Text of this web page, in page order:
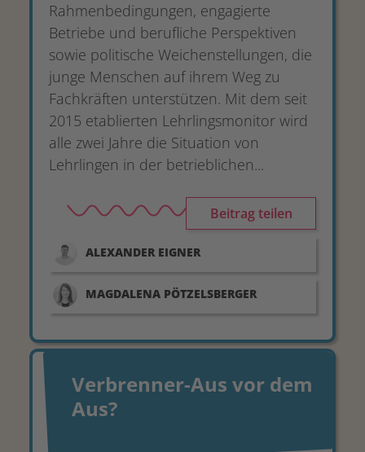
Rahmenbedingungen, engagierte
Betriebe und berufliche Perspektiven
sowie politische Weichenstellungen, die
junge Menschen auf ihrem Weg zu
Fachkräften unterstützen. Mit dem seit
2015 etablierten Lehrlingsmonitor wird
alle zwei Jahre die Situation von
Lehrlingen in der betrieblichen...
Beitrag teilen
ALEXANDER EIGNER
MAGDALENA PÖTZELSBERGER
Verbrenner-Aus vor dem
Aus?